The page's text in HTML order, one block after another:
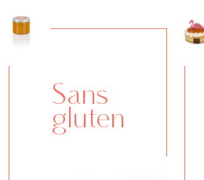
Sans
gluten